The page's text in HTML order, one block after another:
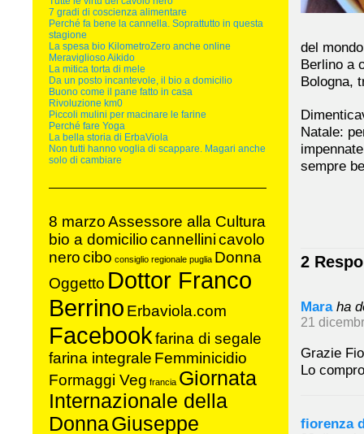
7 gradi di coscienza alimentare
Perché fa bene la cannella. Soprattutto in questa
stagione
La spesa bio KilometroZero anche online
Meraviglioso Aikido
La mitica torta di mele
Da un posto incantevole, il bio a domicilio
Buono come il pane fatto in casa
Rivoluzione km0
Piccoli mulini per macinare le farine
Perché fare Yoga
La bella storia di ErbaViola
Non tutti hanno voglia di scappare. Magari anche
solo di cambiare
8 marzoAssessore alla Cultura
bio a domiciliocannellinicavolo
nerocibo consiglio regionale puglia Donna
Oggetto Dottor Franco
Berrino Erbaviola.com
Facebookfarina di segale
farina integrale Femminicidio
Formaggi Veg francia Giornata
Internazionale della
DonnaGiuseppe
del
Berlino a
Bologna,
Natale:
sempre
2
Mara ha
21
Grazie
Lo
fiorenza